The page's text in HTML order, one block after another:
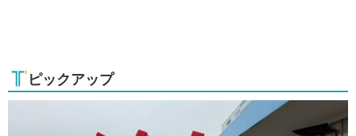
ピックアップ